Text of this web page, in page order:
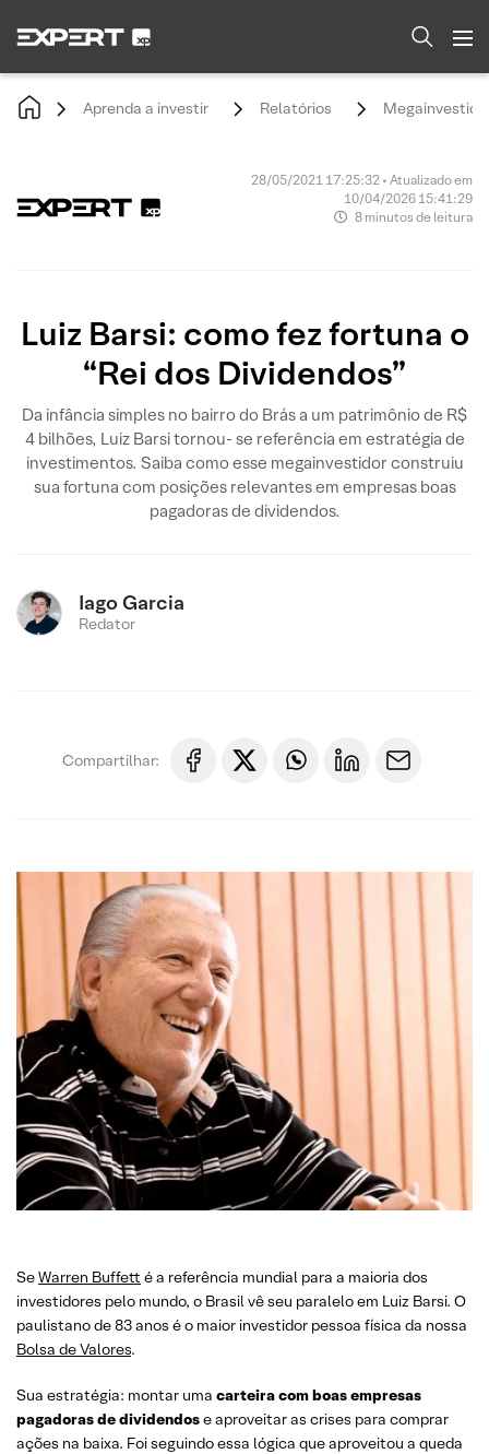
Aprenda a investir Relatórios
28/05/2021 17:25:32 • Atualizado em
10/04/2026 15:41:29
8 minutos de leitura
Luiz Barsi: como fez fortuna o
“Rei dos Dividendos”
Da infância simples no bairro do Brás a um patrimônio de R$
4 bilhões, Luiz Barsi tornou- se referência em estratégia de
investimentos. Saiba como esse megainvestidor construiu
sua fortuna com posições relevantes em empresas boas
pagadoras de dividendos.
Iago Garcia
Redator
Compartilhar:
SeWarren Buffett é a referência mundial para a maioria dos
investidores pelo mundo, o Brasil vê seu paralelo em Luiz Barsi. O
paulistano de 83 anos é o maior investidor pessoa física da nossa
Bolsa de Valores.
Sua estratégia: montar uma carteira com boas empresas
pagadoras de dividendose aproveitar as crises para comprar
ações na baixa. Foi seguindo essa lógica que aproveitou a queda